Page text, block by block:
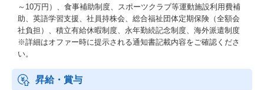
～10万円）、食事補助制度、スポーツクラブ等運動施設利用費補
助、英語学習支援、社員持株会、総合福祉団体定期保険（全額会
社負担）、積立有給休暇制度、永年勤続記念制度、海外派遣制度
※詳細はオファー時に提示される通知書記載内容をご確認くださ
い。
昇給・賞与